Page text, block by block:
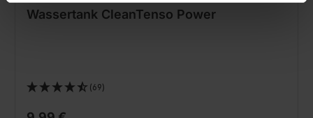
Wassertank CleanTenso Power
(69)